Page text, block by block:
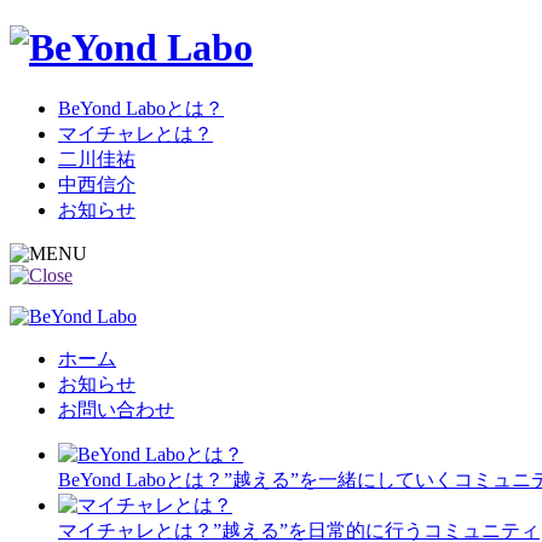
BeYond Laboとは？
マイチャレとは？
二川佳祐
中西信介
お知らせ
ホーム
お知らせ
お問い合わせ
BeYond Laboとは？ ”越える”を一緒にしていくコミュニ
マイチャレとは？ ”越える”を日常的に行うコミュニティ